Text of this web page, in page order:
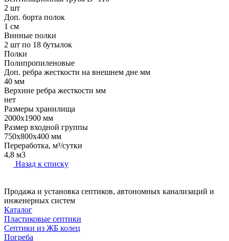
2 шт
Доп. борта полок
1 см
Винные полки
2 шт по 18 бутылок
Полки
Полипропиленовые
Доп. ребра жесткости на внешнем дне мм
40 мм
Верхние ребра жесткости мм
нет
Размеры хранилища
2000x1900 мм
Размер входной группы
750х800х400 мм
Переработка, м³/сутки
4,8 м3
Назад к списку
Продажа и установка септиков, автономных канализаций и
инженерных систем
Каталог
Пластиковые септики
Септики из ЖБ колец
Погреба